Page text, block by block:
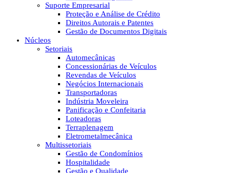
Suporte Empresarial
Proteção e Análise de Crédito
Direitos Autorais e Patentes
Gestão de Documentos Digitais
Núcleos
Setoriais
Automecânicas
Concessionárias de Veículos
Revendas de Veículos
Negócios Internacionais
Transportadoras
Indústria Moveleira
Panificação e Confeitaria
Loteadoras
Terraplenagem
Eletrometalmecânica
Multissetoriais
Gestão de Condomínios
Hospitalidade
Gestão e Qualidade